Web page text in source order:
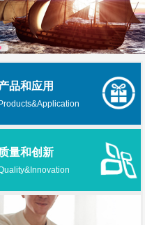
品和应用
Products&Application
质量和创新